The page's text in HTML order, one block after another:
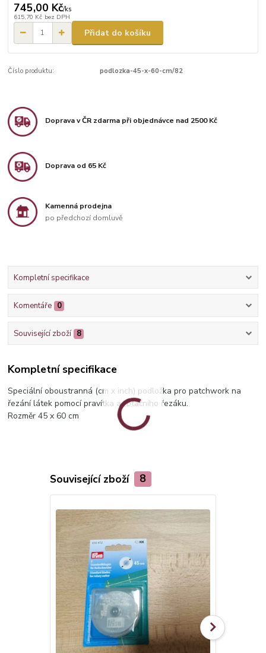
745,00 Kč/ks
615,70 Kč bez DPH
Přidat do košíku
Číslo produktu: podlozka-45-x-60-cm/82
Doprava v ČR zdarma při objednávce nad 2500 Kč
Doprava od 65 Kč
Kamenná prodejna
po předchozí domluvě
Kompletní specifikace
Komentáře 0
Související zboží 8
Kompletní specifikace
Speciální oboustranná (cm x inch) podložka pro patchwork na
řezání látek pomocí pravítka a rotačního řezáku.
Rozměr 45 x 60 cm
Související zboží 8